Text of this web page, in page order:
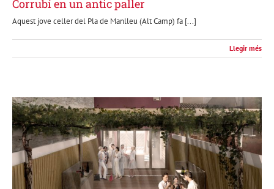
Corrubí en un antic paller
Aquest jove celler del Pla de Manlleu (Alt Camp) fa [...]
Llegir més